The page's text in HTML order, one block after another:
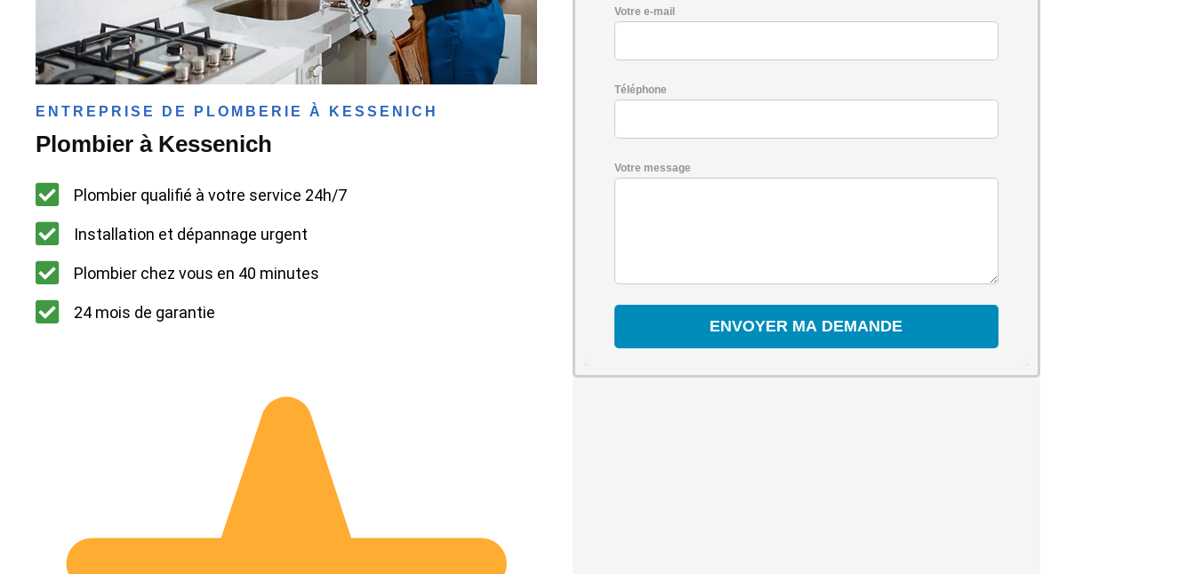
ENTREPRISE DE PLOMBERIE À KESSENICH
Plombier à Kessenich
Plombier qualifié à votre service 24h/7
Installation et dépannage urgent
Plombier chez vous en 40 minutes
24 mois de garantie
Votre e-mail
Téléphone
Votre message